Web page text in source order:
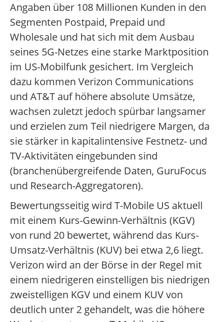
Angaben über 108 Millionen Kunden in den
Segmenten Postpaid, Prepaid und
Wholesale und hat sich mit dem Ausbau
seines 5G-Netzes eine starke Marktposition
im US-Mobilfunk gesichert. Im Vergleich
dazu kommen Verizon Communications
und AT&T auf höhere absolute Umsätze,
wachsen zuletzt jedoch spürbar langsamer
und erzielen zum Teil niedrigere Margen, da
sie stärker in kapitalintensive Festnetz- und
TV-Aktivitäten eingebunden sind
(branchenübergreifende Daten, GuruFocus
und Research-Aggregatoren).
Bewertungsseitig wird T-Mobile US aktuell
mit einem Kurs-Gewinn-Verhältnis (KGV)
von rund 20 bewertet, während das Kurs-
Umsatz-Verhältnis (KUV) bei etwa 2,6 liegt.
Verizon wird an der Börse in der Regel mit
einem niedrigeren einstelligen bis niedrigen
zweistelligen KGV und einem KUV von
deutlich unter 2 gehandelt, was die höhere